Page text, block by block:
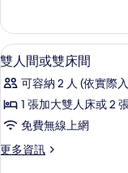
相
片
房
的
詳
顯
示
雙
人
或
5
雙人間或雙床間
可容納 2 人 (依實際
1 張加大雙人床或 2
免費無線上網
更多資訊
更